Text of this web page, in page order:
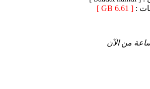
:
[ 6.61 GB ]
من الآن